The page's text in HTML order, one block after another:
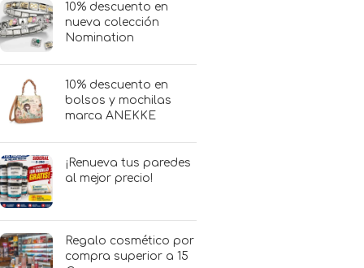
10% descuento en
nueva colección
Nomination
10% descuento en
bolsos y mochilas
marca ANEKKE
¡Renueva tus paredes
al mejor precio!
Regalo cosmético por
compra superior a 15